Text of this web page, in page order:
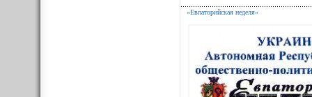
«Евпаторийская неделя»